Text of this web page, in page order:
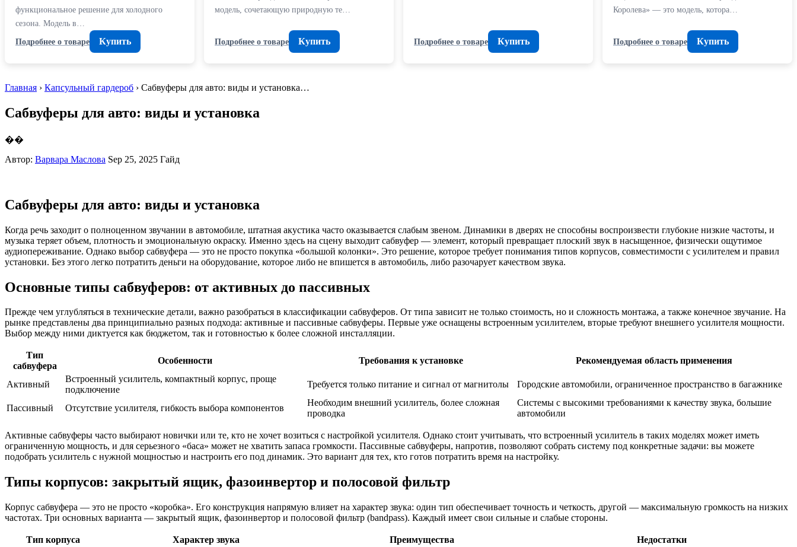
функциональное решение для холодного
сезона. Модель в…
Подробнее о товаре
Купить
модель, сочетающую природную те…
Подробнее о товаре Купить Подробнее о товаре Купить
Королева» — это модель, котора…
Подробнее о товаре Купить
Главная › Капсульный гардероб › Сабвуферы для авто: виды и установка…
Сабвуферы для авто: виды и установка
��
Автор: Варвара Маслова Sep 25, 2025 Гайд
Сабвуферы для авто: виды и установка
Когда речь заходит о полноценном звучании в автомобиле, штатная акустика часто оказывается слабым звеном. Динамики в дверях не способны воспроизвести глубокие низкие частоты, и
музыка теряет объем, плотность и эмоциональную окраску. Именно здесь на сцену выходит сабвуфер — элемент, который превращает плоский звук в насыщенное, физически ощутимое
аудиопереживание. Однако выбор сабвуфера — это не просто покупка «большой колонки». Это решение, которое требует понимания типов корпусов, совместимости с усилителем и правил
установки. Без этого легко потратить деньги на оборудование, которое либо не впишется в автомобиль, либо разочарует качеством звука.
Основные типы сабвуферов: от активных до пассивных
Прежде чем углубляться в технические детали, важно разобраться в классификации сабвуферов. От типа зависит не только стоимость, но и сложность монтажа, а также конечное звучание. На
рынке представлены два принципиально разных подхода: активные и пассивные сабвуферы. Первые уже оснащены встроенным усилителем, вторые требуют внешнего усилителя мощности.
Выбор между ними диктуется как бюджетом, так и готовностью к более сложной инсталляции.
Тип
сабвуфера
Особенности Требования к установке Рекомендуемая область применения
Активный
Встроенный усилитель, компактный корпус, проще
подключение
Требуется только питание и сигнал от магнитолы Городские автомобили, ограниченное пространство в багажнике
Пассивный Отсутствие усилителя, гибкость выбора компонентов
Необходим внешний усилитель, более сложная
проводка
Системы с высокими требованиями к качеству звука, большие
автомобили
Активные сабвуферы часто выбирают новички или те, кто не хочет возиться с настройкой усилителя. Однако стоит учитывать, что встроенный усилитель в таких моделях может иметь
ограниченную мощность, и для серьезного «баса» может не хватить запаса громкости. Пассивные сабвуферы, напротив, позволяют собрать систему под конкретные задачи: вы можете
подобрать усилитель с нужной мощностью и настроить его под динамик. Это вариант для тех, кто готов потратить время на настройку.
Типы корпусов: закрытый ящик, фазоинвертор и полосовой фильтр
Корпус сабвуфера — это не просто «коробка». Его конструкция напрямую влияет на характер звука: один тип обеспечивает точность и четкость, другой — максимальную громкость на низких
частотах. Три основных варианта — закрытый ящик, фазоинвертор и полосовой фильтр (bandpass). Каждый имеет свои сильные и слабые стороны.
Тип корпуса Характер звука Преимущества
Недостатки